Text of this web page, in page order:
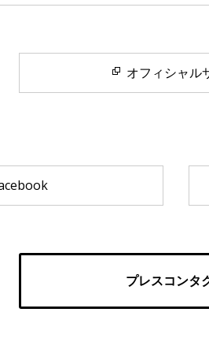
オフィシャル
プレスコンタ